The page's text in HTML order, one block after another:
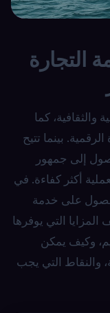
التجارة
والثقافية، كما
بينما تتيح
إلى جمهور
أكثر كفاءة. في
على خدمة
التي يوفرها
وكيف يمكن
والنقاط التي يجب